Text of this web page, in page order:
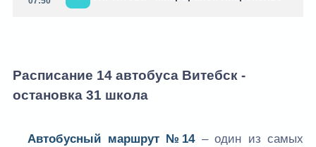
Расписание 14 автобуса Витебск -
остановка 31 школа
Автобусный маршрут №14– один из самых